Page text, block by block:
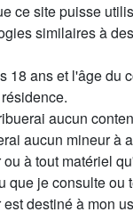
ce site puisse
similaires à
18 ans et l'âge du
aucun
aucun mineur à
à tout matériel
que je consulte ou
destiné à mon
27